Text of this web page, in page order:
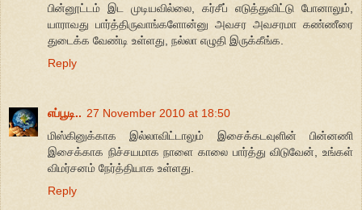
பின்னூட்டம் இட முடியவில்லை, கர்சீப் எடுத்துவிட்டு போனாலும்,
யாராவது பார்த்திருவாங்களோன்னு அவசர அவசரமா கண்ணீரை
துடைக்க வேண்டி உள்ளது, நல்லா எழுதி இருக்கீங்க.
Reply
எப்பூடி.. 27 November 2010 at 18:50
மிஸ்கினுக்காக இல்லாவிட்டாலும் இசைக்கடவுளின் பின்னணி
இசைக்காக நிச்சயமாக நாளை காலை பார்த்து விடுவேன், உங்கள்
விமர்சனம் நேர்த்தியாக உள்ளது.
Reply